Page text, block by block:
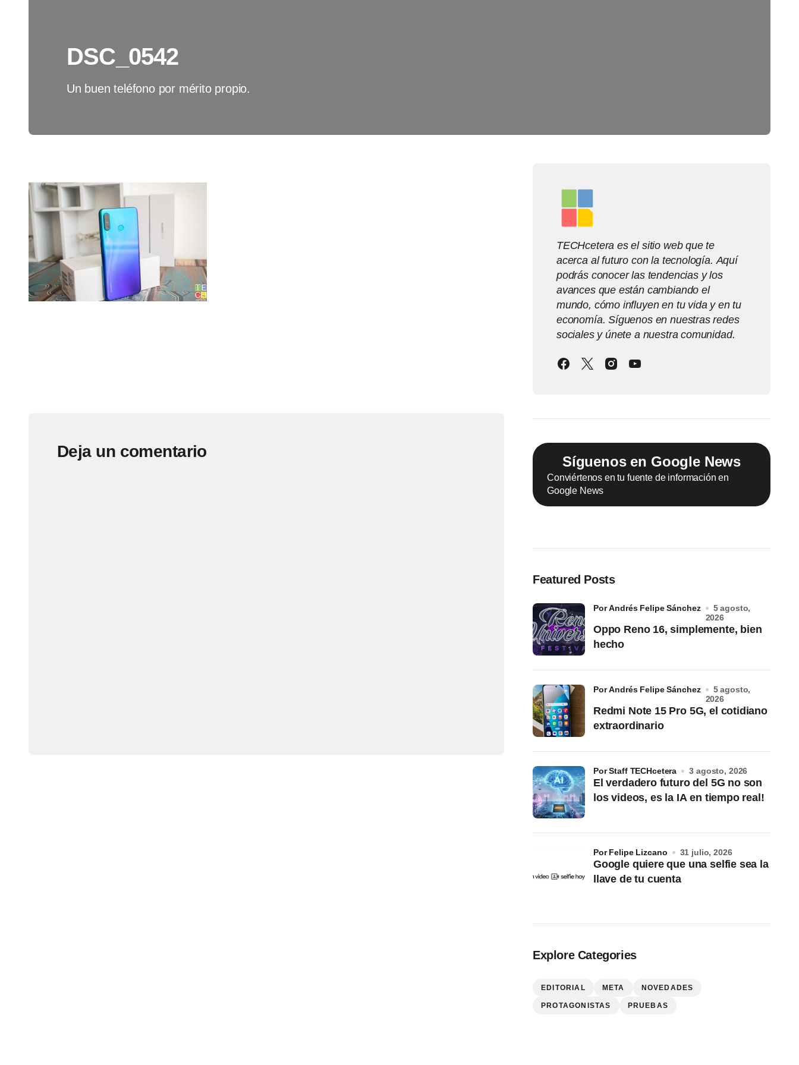
DSC_0542
Un buen teléfono por mérito propio.
Deja un comentario
TECHcetera es el sitio web que te
acerca al futuro con la tecnología. Aquí
podrás conocer las tendencias y los
avances que están cambiando el
mundo, cómo influyen en tu vida y en tu
economía. Síguenos en nuestras redes
sociales y únete a nuestra comunidad.
Síguenos en Google News
Conviértenos en tu fuente de información en
Google News
Featured Posts
Oppo Reno 16, simplemente, bien
hecho
por Andrés Felipe Sánchez
5 agosto,
2026
Redmi Note 15 Pro 5G, el cotidiano
extraordinario
por Andrés Felipe Sánchez
5 agosto,
2026
El verdadero futuro del 5G no son
los videos, es la IA en tiempo real!
por Staff TECHcetera 3 agosto, 2026
Google quiere que una selfie sea la
llave de tu cuenta
por Felipe Lizcano 31 julio, 2026
Explore Categories
EDITORIAL META NOVEDADES
PROTAGONISTAS PRUEBAS